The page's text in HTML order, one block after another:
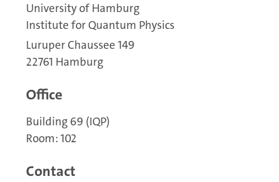
University of Hamburg
Institute for Quantum Physics
Luruper Chaussee 149
22761 Hamburg
Office
Building 69 (IQP)
Room: 102
Contact